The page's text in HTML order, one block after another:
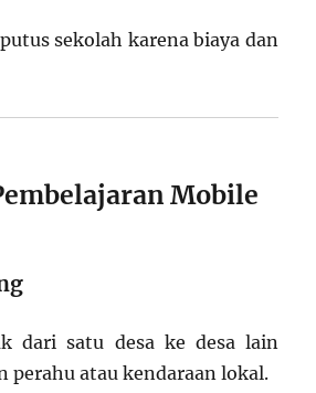
sekolah karena biaya dan
Mobile
dari satu desa ke desa lain
perahu atau kendaraan lokal.